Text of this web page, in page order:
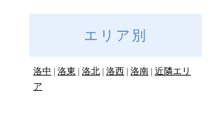
エリア別
洛中 洛東 洛北 洛西 洛南 近隣エリ
ア